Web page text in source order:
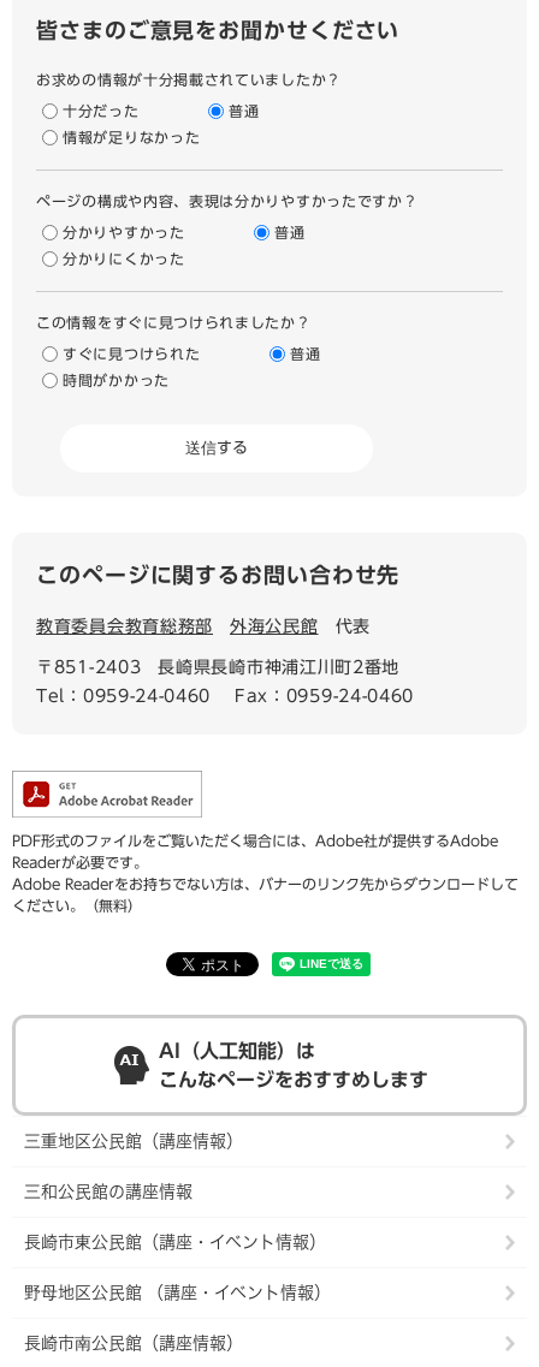
皆さまのご意見をお聞かせください
お求めの情報が十分掲載されていましたか？
十分だった
普通
情報が足りなかった
ページの構成や内容、表現は分かりやすかったですか？
分かりやすかった
普通
分かりにくかった
この情報をすぐに見つけられましたか？
すぐに見つけられた
普通
時間がかかった
このページに関するお問い合わせ先
教育委員会教育総務部 外海公民館 代表
〒851-2403
長崎県長崎市神浦江川町2番地
Tel：0959-24-0460
Fax：0959-24-0460
PDF形式のファイルをご覧いただく場合には、Adobe社が提供するAdobe
Readerが必要です。
Adobe Readerをお持ちでない方は、バナーのリンク先からダウンロードして
ください。（無料）
AI（人工知能）は
こんなページをおすすめします
三重地区公民館（講座情報）
三和公民館の講座情報
長崎市東公民館（講座・イベント情報）
野母地区公民館 （講座・イベント情報）
長崎市南公民館（講座情報）